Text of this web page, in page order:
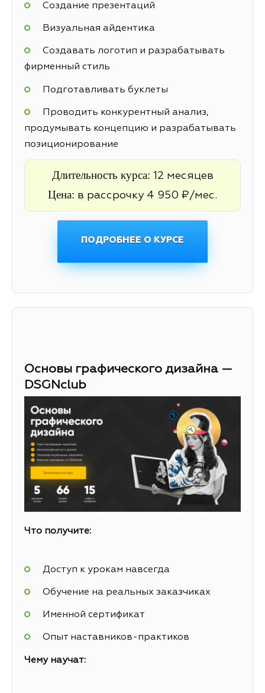
Создание презентаций
Визуальная айдентика
Создавать логотип и разрабатывать
фирменный стиль
Подготавливать буклеты
Проводить конкурентный анализ,
продумывать концепцию и разрабатывать
позиционирование
Длительность курса: 12 месяцев
Цена: в рассрочку 4 950 ₽/мес.
ПОДРОБНЕЕ О КУРСЕ
Основы графического дизайна —
DSGNclub
Что получите:
Доступ к урокам навсегда
Обучение на реальных заказчиках
Именной сертификат
Опыт наставников-практиков
Чему научат: